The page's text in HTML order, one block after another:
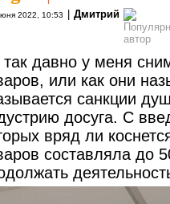
2022, 10:53 Дмитрий
давно у меня
или как они
санкции
досуга. С
вряд ли
составляла до